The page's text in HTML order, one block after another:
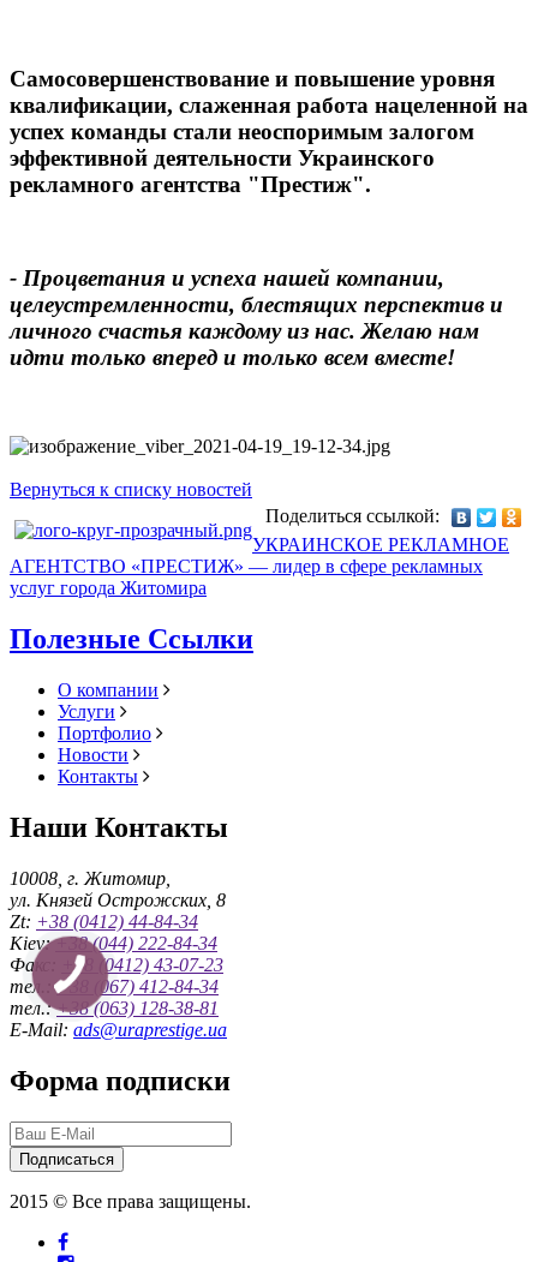
Самосовершенствование и повышение уровня
квалификации, слаженная работа нацеленной на
успех команды стали неоспоримым залогом
эффективной деятельности Украинского
рекламного агентства "Престиж".
- Процветания и успеха нашей компании,
целеустремленности, блестящих перспектив и
личного счастья каждому из нас. Желаю нам
идти только вперед и только всем вместе!
Вернуться к списку новостей
Поделиться ссылкой:
УКРАИНСКОЕ РЕКЛАМНОЕ
АГЕНТСТВО «ПРЕСТИЖ» — лидер в сфере рекламных
услуг города Житомира
Полезные Ссылки
О компании
Услуги
Портфолио
Новости
Контакты
Наши Контакты
10008, г. Житомир,
ул. Князей Острожских, 8
Zt: +38 (0412) 44-84-34
Kiev:+38 (044) 222-84-34
Факс:
+38 (0412) 43-07-23
тел.:+38 (067) 412-84-34
тел.:+38 (063) 128-38-81
E-Mail: ads@uraprestige.ua
Форма подписки
Подписаться
2015 © Все права защищены.